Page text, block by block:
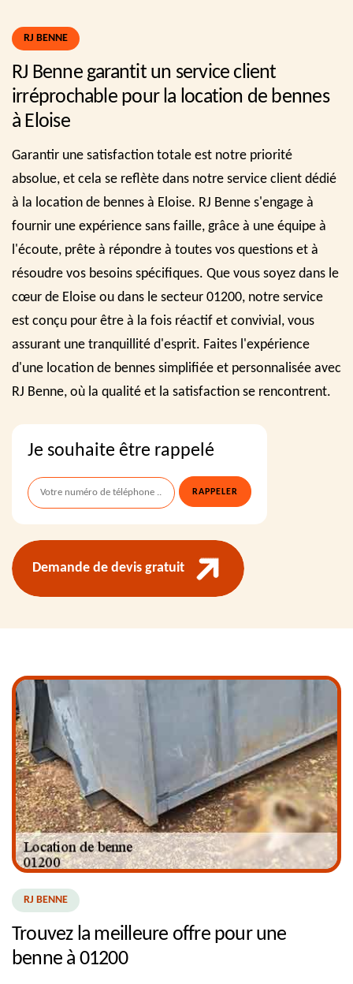
RJ BENNE
RJ Benne garantit un service client
irréprochable pour la location de bennes
à Eloise
Garantir une satisfaction totale est notre priorité
absolue, et cela se reflète dans notre service client dédié
à la location de bennes à Eloise. RJ Benne s'engage à
fournir une expérience sans faille, grâce à une équipe à
l'écoute, prête à répondre à toutes vos questions et à
résoudre vos besoins spécifiques. Que vous soyez dans le
cœur de Eloise ou dans le secteur 01200, notre service
est conçu pour être à la fois réactif et convivial, vous
assurant une tranquillité d'esprit. Faites l'expérience
d'une location de bennes simplifiée et personnalisée avec
RJ Benne, où la qualité et la satisfaction se rencontrent.
Je souhaite être rappelé
Demande de devis gratuit
RJ BENNE
Trouvez la meilleure offre pour une
benne à 01200